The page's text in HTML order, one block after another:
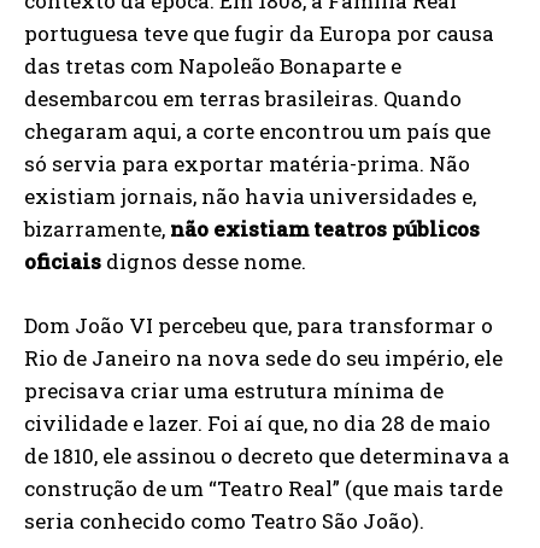
portuguesa teve que fugir da Europa por causa
das tretas com Napoleão Bonaparte e
desembarcou em terras brasileiras. Quando
chegaram aqui, a corte encontrou um país que
só servia para exportar matéria-prima. Não
existiam jornais, não havia universidades e,
bizarramente, não existiam teatros públicos
oficiais dignos desse nome.
Dom João VI percebeu que, para transformar o
Rio de Janeiro na nova sede do seu império, ele
precisava criar uma estrutura mínima de
civilidade e lazer. Foi aí que, no dia 28 de maio
de 1810, ele assinou o decreto que determinava a
construção de um “Teatro Real” (que mais tarde
seria conhecido como Teatro São João).